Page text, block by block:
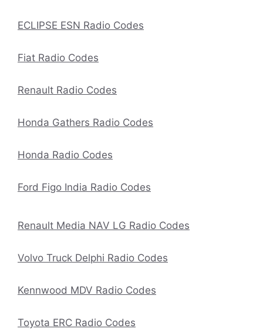
ECLIPSE ESN Radio Codes
Fiat Radio Codes
Renault Radio Codes
Honda Gathers Radio Codes
Honda Radio Codes
Ford Figo India Radio Codes
Renault Media NAV LG Radio Codes
Volvo Truck Delphi Radio Codes
Kennwood MDV Radio Codes
Toyota ERC Radio Codes